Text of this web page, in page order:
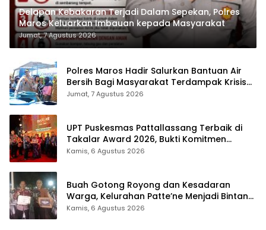
Delapan Kebakaran Terjadi Dalam Sepekan, Polres
Maros Keluarkan Imbauan kepada Masyarakat
Jumat, 7 Agustus 2026
Polres Maros Hadir Salurkan Bantuan Air
Bersih Bagi Masyarakat Terdampak Krisis
Air Bersih Di Maros
Jumat, 7 Agustus 2026
UPT Puskesmas Pattallassang Terbaik di
Takalar Award 2026, Bukti Komitmen
Hadirkan Pelayanan Kesehatan Berkualitas
Kamis, 6 Agustus 2026
Buah Gotong Royong dan Kesadaran
Warga, Kelurahan Patte’ne Menjadi Bintang
Takalar Award 2026
Kamis, 6 Agustus 2026